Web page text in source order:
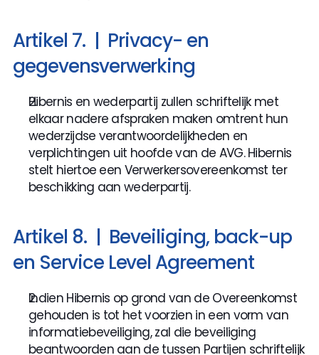
Artikel 7.  |  Privacy- en
gegevensverwerking
Hibernis en wederpartij zullen schriftelijk met
elkaar nadere afspraken maken omtrent hun
wederzijdse verantwoordelijkheden en
verplichtingen uit hoofde van de AVG. Hibernis
stelt hiertoe een Verwerkersovereenkomst ter
beschikking aan wederpartij.
Artikel 8.  |  Beveiliging, back-up
en Service Level Agreement
Indien Hibernis op grond van de Overeenkomst
gehouden is tot het voorzien in een vorm van
informatiebeveiliging, zal die beveiliging
beantwoorden aan de tussen Partijen schriftelijk